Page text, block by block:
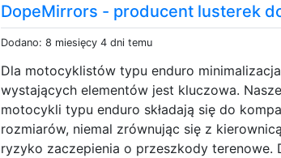
DopeMirrors - producent lusterek
Dodano: 8 miesięcy 4 dni temu
Dla motocyklistów typu enduro
wystających elementów jest kluczowa.
motocykli typu enduro składają się do
rozmiarów, niemal zrównując się z
ryzyko zaczepienia o przeszkody terenowe.